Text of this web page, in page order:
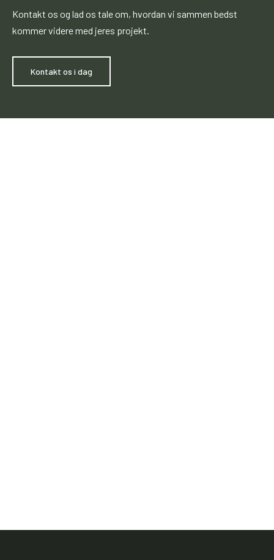
Kontakt os og lad os tale om, hvordan vi sammen bedst
kommer videre med jeres projekt.​​
​Kontakt os i dag